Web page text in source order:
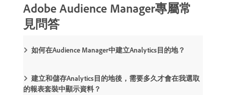
Adobe Audience Manager專屬常
見問答
如何在Audience Manager中建立Analytics目的地？
建立和儲存Analytics目的地後，需要多久才會在我選取
的報表套裝中顯示資料？